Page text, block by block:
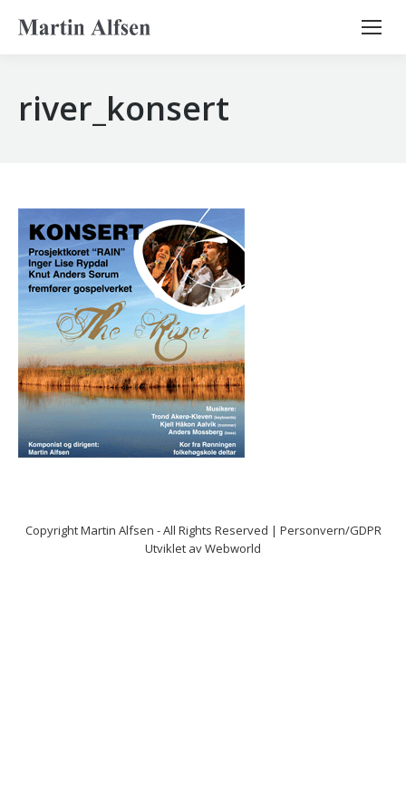
Search:
river_konsert
CopyrightMartin Alfsen - All Rights Reserved | Personvern/GDPR
Utviklet avWebworld